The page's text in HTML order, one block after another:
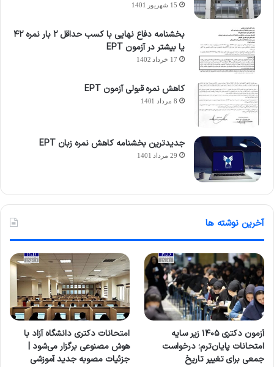
15 شهریور 1401
بخشنامه دفاع نهایی با کسب حداقل ۲ بار نمره ۴۲
یا بیشتر در آزمون EPT
17 خرداد 1402
کاهش نمره قبولی آزمون EPT
8 مرداد 1401
جدیدترین بخشنامه کاهش نمره زبان EPT
29 مرداد 1401
آخرین نوشته ها
آزمون دکتری ۱۴۰۵ زیر سایه
امتحانات پایان‌ترم؛ درخواست
جمعی برای تغییر تاریخ
امتحانات دکتری دانشگاه آزاد با
هوش مصنوعی برگزار می‌شود |
جزئیات مصوبه جدید آموزشی